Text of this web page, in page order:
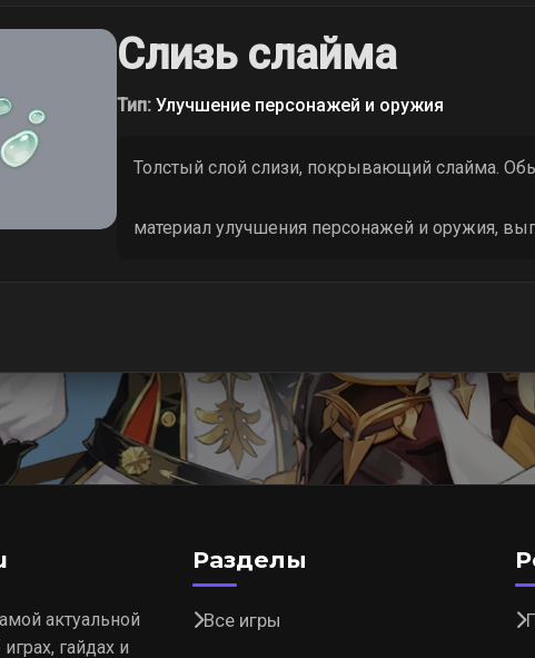
Слизь слайма
Тип: Улучшение персонажей и оружия
Толстый слой слизи, покрывающий слайма.
материал улучшения персонажей и оружия,
актуальной
гайдах и
Разделы
Все игры